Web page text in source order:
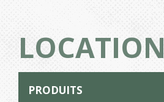
LOCATION
PRODUITS